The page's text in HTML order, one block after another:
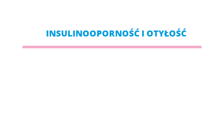
INSULINOOPORNOŚĆ I OTYŁOŚĆ